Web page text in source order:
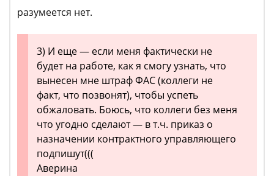
разумеется нет.
3) И еще — если меня фактически не
будет на работе, как я смогу узнать, что
вынесен мне штраф ФАС (коллеги не
факт, что позвонят), чтобы успеть
обжаловать. Боюсь, что коллеги без меня
что угодно сделают — в т.ч. приказ о
назначении контрактного управляющего
подпишут(((
Аверина